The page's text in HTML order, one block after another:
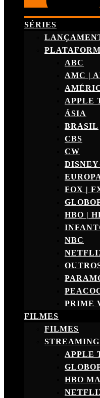
SÉRIES
ABC
AMC |
APPLE
ÁSIA
BRASIL
CBS
CW
FOX |
HBO |
NBC
PRIME
FILMES
FILMES
STREAMING
APPLE
HBO